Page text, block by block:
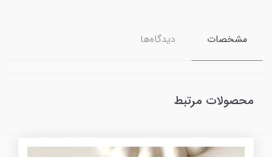
مشخصات دیدگاه‌ها
محصولات مرتبط